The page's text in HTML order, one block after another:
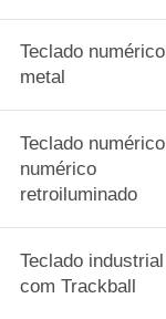
Teclado numérico
metal
Teclado numérico
numérico
retroiluminado
Teclado industrial
com Trackball